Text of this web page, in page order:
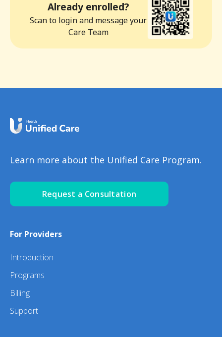
Already enrolled?
Scan to login and message your
Care Team
Learn more about the Unified Care Program.
Request a Consultation
For Providers
Introduction
Programs
Billing
Support